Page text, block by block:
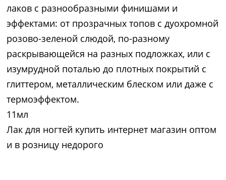
лаков с разнообразными финишами и
эффектами: от прозрачных топов с дуохромной
розово-зеленой слюдой, по-разному
раскрывающейся на разных подложках, или с
изумрудной поталью до плотных покрытий с
глиттером, металлическим блеском или даже с
термоэффектом.
11мл
Лак для ногтей купить интернет магазин оптом
и в розницу недорого